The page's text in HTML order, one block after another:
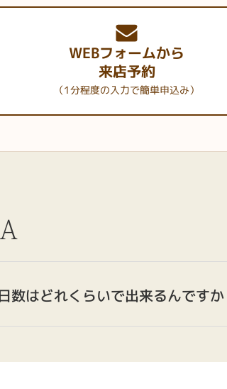
WEBフォームから
来店予約
（1分程度の入力で簡単申込み）
数はどれくらいで出来るんですか
ポーズリングをご用意しています